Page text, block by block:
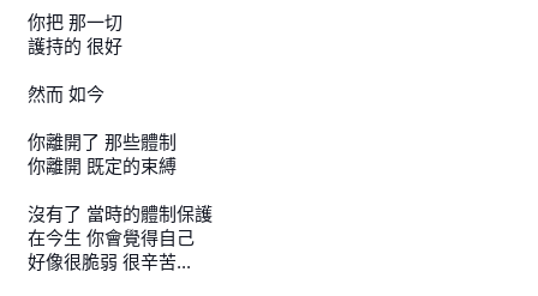
你把 那一切
護持的 很好
然而 如今
你離開了 那些體制
你離開 既定的束縛
沒有了 當時的體制保護
在今生 你會覺得自己
好像很脆弱 很辛苦...